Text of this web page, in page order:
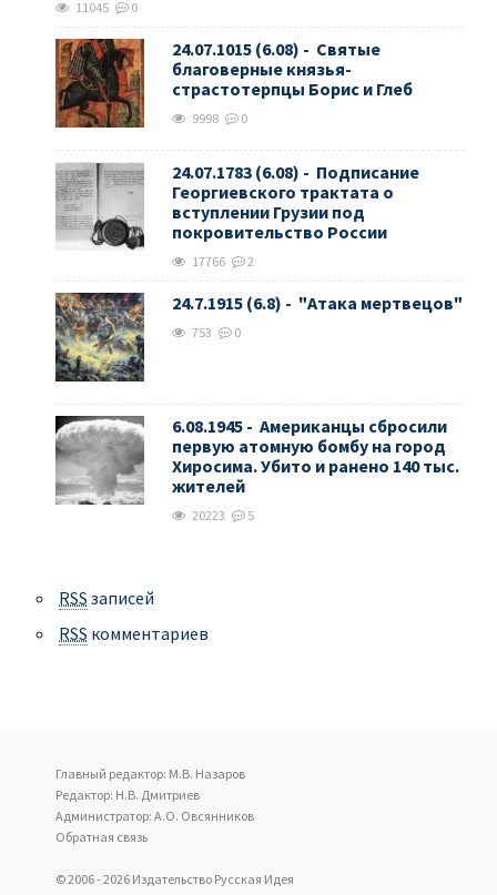
11045 0
24.07.1015 (6.08) - Святые
благоверные князья-
страстотерпцы Борис и Глеб
9998 0
24.07.1783 (6.08) - Подписание
Георгиевского трактата о
вступлении Грузии под
покровительство России
17766 2
24.7.1915 (6.8) - "Атака мертвецов"
753 0
6.08.1945 - Американцы сбросили
первую атомную бомбу на город
Хиросима. Убито и ранено 140 тыс.
жителей
20223 5
RSS записей
RSS комментариев
Главный редактор: М.В. Назаров
Редактор: Н.В. Дмитриев
Администратор: А.О. Овсянников
Обратная связь
© 2006 - 2026 Издательство Русская Идея